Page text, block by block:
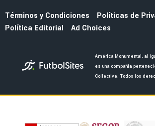
Términos y Condiciones
Políticas de
Política Editorial
Ad Choices
América Monumental, al
es una compañía
Collective. Todos los